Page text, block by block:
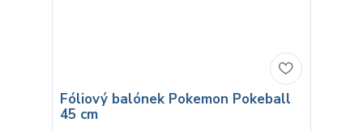
Fóliový balónek Pokemon Pokeball
45 cm